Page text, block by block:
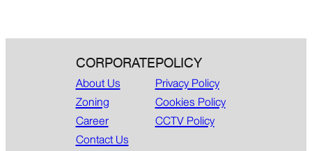
CORPORATE
About Us
Zoning
Career
Contact Us
POLICY
Privacy Policy
Cookies Policy
CCTV Policy